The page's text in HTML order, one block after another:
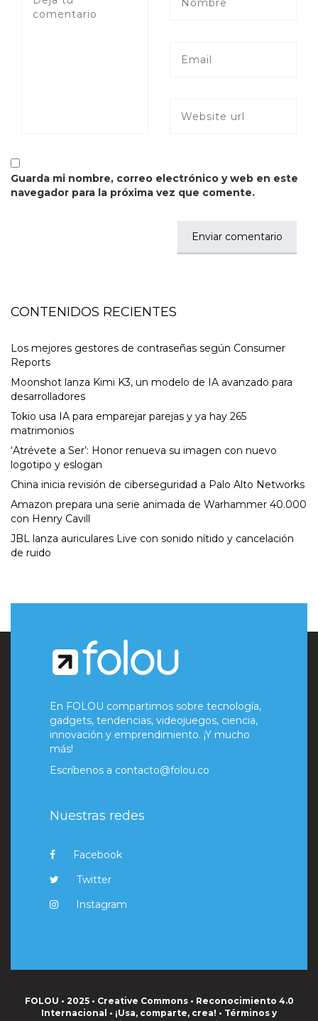
Guarda mi nombre, correo electrónico y web en este
navegador para la próxima vez que comente.
CONTENIDOS RECIENTES
Los mejores gestores de contraseñas según Consumer
Reports
Moonshot lanza Kimi K3, un modelo de IA avanzado para
desarrolladores
Tokio usa IA para emparejar parejas y ya hay 265
matrimonios
‘Atrévete a Ser’: Honor renueva su imagen con nuevo
logotipo y eslogan
China inicia revisión de ciberseguridad a Palo Alto Networks
Amazon prepara una serie animada de Warhammer 40.000
con Henry Cavill
JBL lanza auriculares Live con sonido nítido y cancelación
de ruido
En FOLOU compartimos sobre tecnología,
gadgets, tendencias, videojuegos, ciencia,
innovación y emprendimiento. ¡Y mucho
más!
Escríbenos a contacto@folou.co
Nuestras redes
Facebook
Twitter
Instagram
FOLOU • 2025 • Creative Commons • Reconocimiento 4.0
Internacional • ¡Usa, comparte, crea! • Términos y